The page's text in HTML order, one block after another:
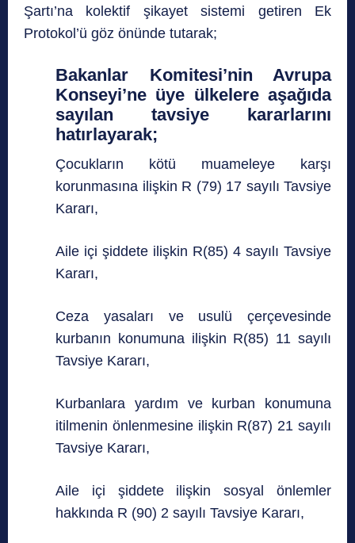
Şartı’na kolektif şikayet sistemi getiren Ek
Protokol’ü göz önünde tutarak;
Bakanlar Komitesi’nin Avrupa
Konseyi’ne üye ülkelere aşağıda
sayılan tavsiye kararlarını
hatırlayarak;
Çocukların kötü muameleye karşı
korunmasına ilişkin R (79) 17 sayılı Tavsiye
Kararı,
Aile içi şiddete ilişkin R(85) 4 sayılı Tavsiye
Kararı,
Ceza yasaları ve usulü çerçevesinde
kurbanın konumuna ilişkin R(85) 11 sayılı
Tavsiye Kararı,
Kurbanlara yardım ve kurban konumuna
itilmenin önlenmesine ilişkin R(87) 21 sayılı
Tavsiye Kararı,
Aile içi şiddete ilişkin sosyal önlemler
hakkında R (90) 2 sayılı Tavsiye Kararı,